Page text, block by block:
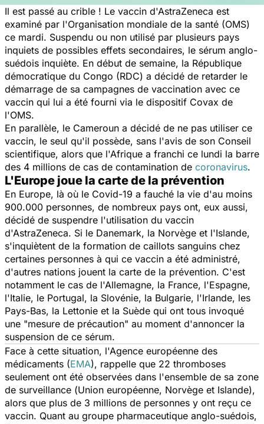
Il est passé au crible ! Le vaccin d'AstraZeneca est
examiné par l'Organisation mondiale de la santé (OMS)
ce mardi. Suspendu ou non utilisé par plusieurs pays
inquiets de possibles effets secondaires, le sérum anglo-
suédois inquiète. En début de semaine, la République
démocratique du Congo (RDC) a décidé de retarder le
démarrage de sa campagnes de vaccination avec ce
vaccin qui lui a été fourni via le dispositif Covax de
l'OMS.
En parallèle, le Cameroun a décidé de ne pas utiliser ce
vaccin, le seul qu'il possède, sans l'avis de son Conseil
scientifique, alors que l'Afrique a franchi ce lundi la barre
des 4 millions de cas de contamination de coronavirus.
L'Europe joue la carte de la prévention
En Europe, là où le Covid-19 a fauché la vie d'au moins
900.000 personnes, de nombreux pays ont, eux aussi,
décidé de suspendre l'utilisation du vaccin
d'AstraZeneca. Si le Danemark, la Norvège et l'Islande,
s'inquiètent de la formation de caillots sanguins chez
certaines personnes à qui ce vaccin a été administré,
d'autres nations jouent la carte de la prévention. C'est
notamment le cas de l'Allemagne, la France, l'Espagne,
l'Italie, le Portugal, la Slovénie, la Bulgarie, l'Irlande, les
Pays-Bas, la Lettonie et la Suède qui ont tous invoqué
une "mesure de précaution" au moment d'annoncer la
suspension de ce sérum.
Face à cette situation, l'Agence européenne des
médicaments (EMA), rappelle que 22 thromboses
seulement ont été observées dans l'ensemble de sa zone
de surveillance (Union européenne, Norvège et Islande),
alors que plus de 3 millions de personnes y ont reçu ce
vaccin. Quant au groupe pharmaceutique anglo-suédois,